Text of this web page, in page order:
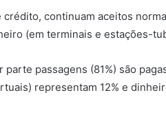
continuam aceitos
(em terminais e estações-
passagens (81%) são
representam 12% e